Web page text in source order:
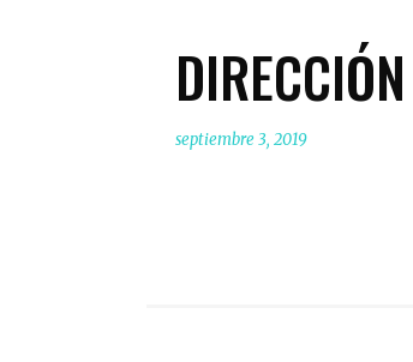
DIRECCIÓN
septiembre 3, 2019